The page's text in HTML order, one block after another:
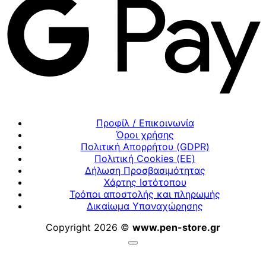
Προφίλ / Επικοινωνία
Όροι χρήσης
Πολιτική Απορρήτου (GDPR)
Πολιτική Cookies (ΕΕ)
Δήλωση Προσβασιμότητας
Χάρτης Ιστότοπου
Τρόποι αποστολής και πληρωμής
Δικαίωμα Υπαναχώρησης
Copyright 2026 © www.pen-store.gr